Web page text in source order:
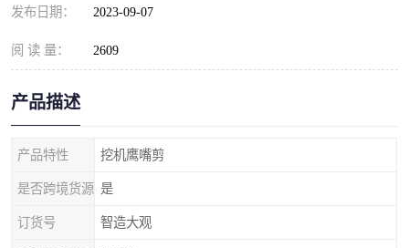
发布日期： 2023-09-07
阅 读 量： 2609
产品描述
产品特性 挖机鹰嘴剪
是否跨境货源 是
订货号 智造大观